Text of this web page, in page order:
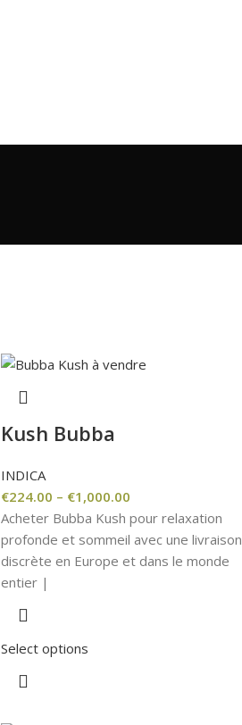
Kush Bubba
INDICA
€224.00 – €1,000.00
Acheter Bubba Kush pour relaxation
profonde et sommeil avec une livraison
discrète en Europe et dans le monde
entier |
Select options